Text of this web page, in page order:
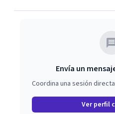
Envía un
Coordina una sesión
Ver perfil